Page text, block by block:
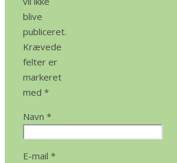
blive
publiceret.
Krævede
felter er
markeret
med *
Navn *
E-mail *